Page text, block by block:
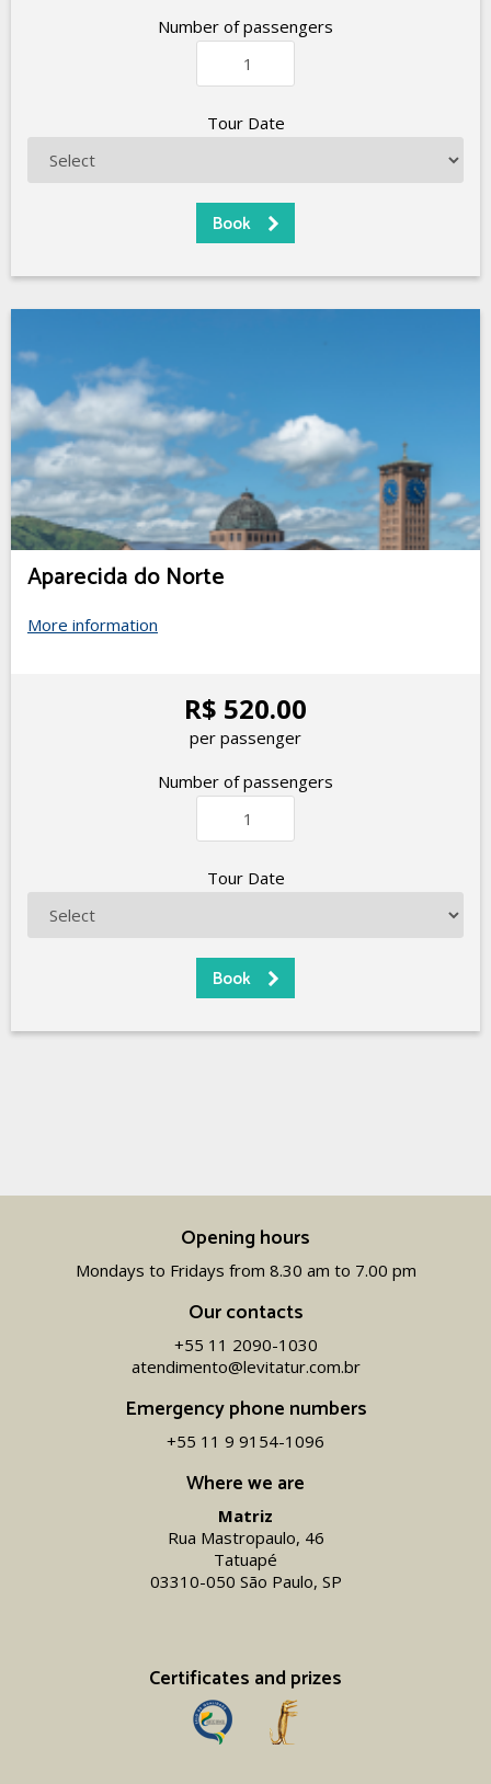
Number of passengers
Tour Date
Aparecida do Norte
More information
R$ 520.00
per passenger
Number of passengers
Tour Date
Where we are
Matriz
Rua Mastropaulo, 46
Tatuapé
03310-050 São Paulo, SP
Certificates and prizes
Opening hours
Mondays to Fridays from 8.30 am to 7.00 pm
Our contacts
+55 11 2090-1030
atendimento@levitatur.com.br
Emergency phone numbers
+55 11 9 9154-1096‬